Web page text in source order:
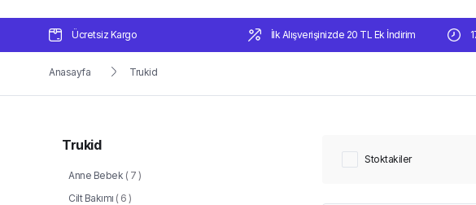
Ücretsiz Kargo İlk Alışverişinizde 20 TL Ek İndirim
Anasayfa Trukid
Trukid
Anne Bebek ( 7 )
Cilt Bakımı ( 6 )
Stoktakiler